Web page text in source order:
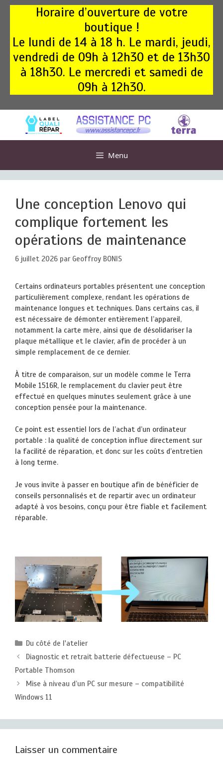
Aller
Horaire d’ouverture de votre
boutique !
Le lundi de 14 à 18 h. Le mardi, jeudi,
vendredi de 09h à 12h30 et de 13h30
à 18h30. Le mercredi et samedi de
09h à 12h30.
Menu
Une conception Lenovo qui
complique fortement les
opérations de maintenance
6 juillet 2026 par Geoffroy BONIS
Certains ordinateurs portables présentent une conception
particulièrement complexe, rendant les opérations de
maintenance longues et techniques. Dans certains cas, il
est nécessaire de démonter entièrement l’appareil,
notamment la carte mère, ainsi que de désolidariser la
plaque métallique et le clavier, afin de procéder à un
simple remplacement de ce dernier.
À titre de comparaison, sur un modèle comme le Terra
Mobile 1516R, le remplacement du clavier peut être
effectué en quelques minutes seulement grâce à une
conception pensée pour la maintenance.
Ce point est essentiel lors de l’achat d’un ordinateur
portable : la qualité de conception influe directement sur
la facilité de réparation, et donc sur les coûts d’entretien
à long terme.
Je vous invite à passer en boutique afin de bénéficier de
conseils personnalisés et de repartir avec un ordinateur
adapté à vos besoins, conçu pour être fiable et facilement
réparable.
Catégories
Du côté de l'atelier
Diagnostic et retrait batterie défectueuse – PC
Portable Thomson
Mise à niveau d’un PC sur mesure – compatibilité
Windows 11
Laisser un commentaire